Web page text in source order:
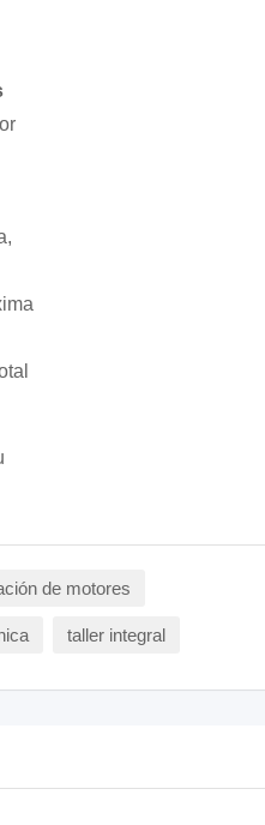
de motores
taller integral